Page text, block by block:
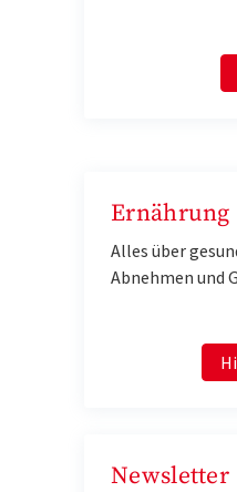
Ernährung
Alles über
Abnehmen und
Newsletter